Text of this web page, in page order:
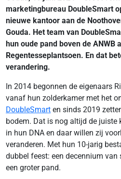
marketingbureau DoubleSmart
nieuwe kantoor aan de
Gouda. Het team van
hun oude pand boven de ANWB
Regentesseplantsoen. En dat
verandering.
In 2014 begonnen de eigenaars
vanaf hun zolderkamer met het
DoubleSmart en sinds 2019
bodem. Dat is nog altijd de juiste
in hun DNA en daar willen zij
veranderen. Met hun 10-jarig
dubbel feest: een decennium van
een groter pand.